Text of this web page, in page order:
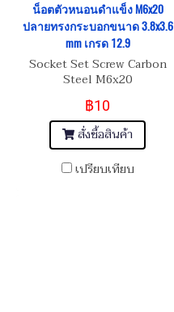
น็อตตัวหนอนดำแข็ง M6x20
ปลายทรงกระบอกขนาด 3.8x3.6
mm เกรด 12.9
Socket Set Screw Carbon
Steel M6x20
฿10
สั่งซื้อสินค้า
เปรียบเทียบ